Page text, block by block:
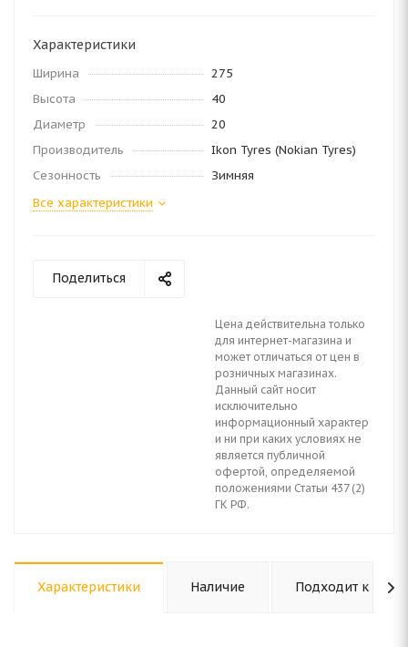
Характеристики
Ширина
275
Высота
40
Диаметр
20
Производитель
Ikon Tyres (Nokian Tyres)
Сезонность
Зимняя
Все характеристики
Поделиться
Цена действительна только
для интернет-магазина и
может отличаться от цен в
розничных магазинах.
Данный сайт носит
исключительно
информационный характер
и ни при каких условиях не
является публичной
офертой, определяемой
положениями Статьи 437 (2)
ГК РФ.
Характеристики Наличие Подходит к авто